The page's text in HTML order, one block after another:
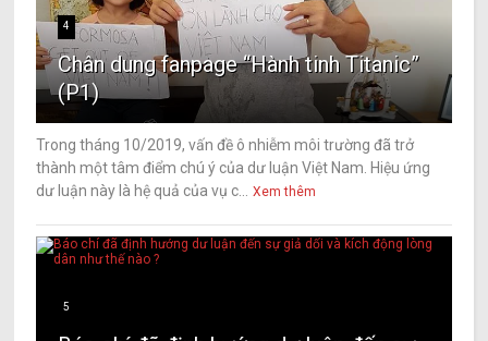
4
Chân dung fanpage “Hành tinh Titanic”
(P1)
Trong tháng 10/2019, vấn đề ô nhiễm môi trường đã trở
thành một tâm điểm chú ý của dư luận Việt Nam. Hiệu ứng
dư luận này là hệ quả của vụ c...
Xem thêm
5